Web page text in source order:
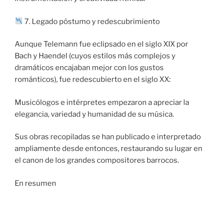
7. Legado póstumo y redescubrimiento
Aunque Telemann fue eclipsado en el siglo XIX por
Bach y Haendel (cuyos estilos más complejos y
dramáticos encajaban mejor con los gustos
románticos), fue redescubierto en el siglo XX:
Musicólogos e intérpretes empezaron a apreciar la
elegancia, variedad y humanidad de su música.
Sus obras recopiladas se han publicado e interpretado
ampliamente desde entonces, restaurando su lugar en
el canon de los grandes compositores barrocos.
En resumen